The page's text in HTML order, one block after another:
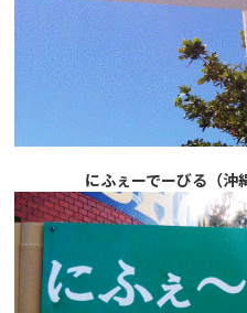
にふぇーでーびる（沖